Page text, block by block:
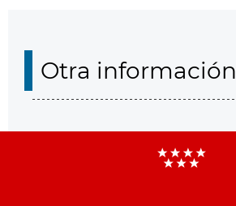
Otra información